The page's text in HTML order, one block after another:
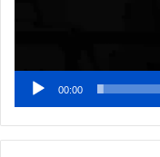
00:00